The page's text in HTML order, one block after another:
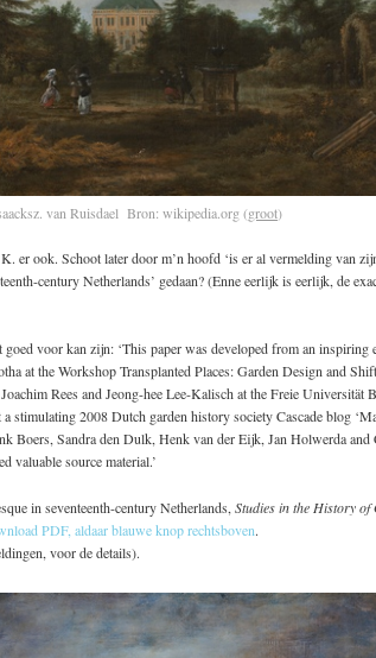
van Ruisdael Bron: wikipedia.org (groot)
er ook. Schoot later door m’n hoofd ‘is er al vermelding van
century Netherlands’ gedaan? (Enne eerlijk is eerlijk, de
goed voor kan zijn: ‘This paper was developed from an inspiring
at the Workshop Transplanted Places: Garden Design and
Rees and Jeong-hee Lee-Kalisch at the Freie Universität
stimulating 2008 Dutch garden history society Cascade blog
Boers, Sandra den Dulk, Henk van der Eijk, Jan Holwerda and
valuable source material.’
in seventeenth-century Netherlands, Studies in the History
PDF, aldaar blauwe knop rechtsboven.
voor de details).